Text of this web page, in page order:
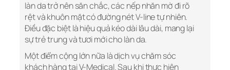
làn da trở nên săn chắc, các nếp nhăn mờ đi rõ
rệt và khuôn mặt có đường nét V-line tự nhiên.
Điều đặc biệt là hiệu quả kéo dài lâu dài, mang lại
sự trẻ trung và tươi mới cho làn da.
Một điểm cộng lớn nữa là dịch vụ chăm sóc
khách hàng tại V-Medical. Sau khi thực hiện